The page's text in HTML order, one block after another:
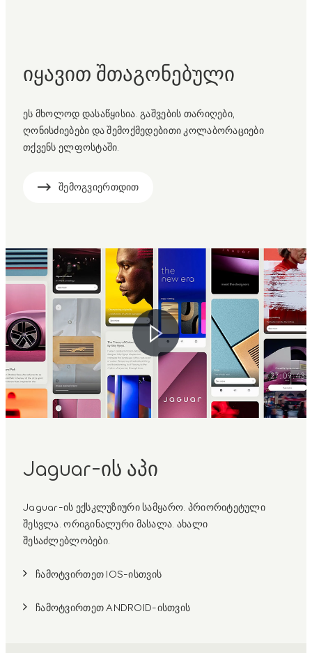
იყავით შთაგონებული
ეს მხოლოდ დასაწყისია. გაშვების თარიღები,
ღონისძიებები და შემოქმედებითი კოლაბორაციები
თქვენს ელფოსტაში.
შემოგვიერთდით
Jaguar-ის აპი
Jaguar-ის ექსკლუზიური სამყარო. პრიორიტეტული
შესვლა. ორიგინალური მასალა. ახალი
შესაძლებლობები.
ჩამოტვირთეთ IOS-ისთვის
ჩამოტვირთეთ ANDROID-ისთვის